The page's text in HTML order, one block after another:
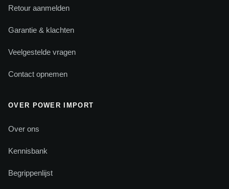
Retour aanmelden
Garantie & klachten
Veelgestelde vragen
Contact opnemen
OVER POWER IMPORT
Over ons
Kennisbank
Begrippenlijst